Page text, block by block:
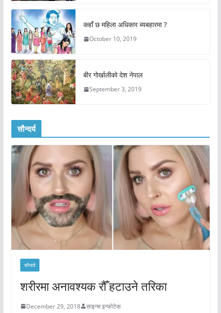
कहाँ छ महिला अधिकार ब्यबहारमा ?
October 10, 2019
बीर गोर्खालीको देश नेपाल
September 3, 2019
सौन्दर्य
सौन्दर्य
शरीरमा अनावश्यक रौँ हटाउने तरिका
December 29, 2018 साइन्स इन्फोटेक